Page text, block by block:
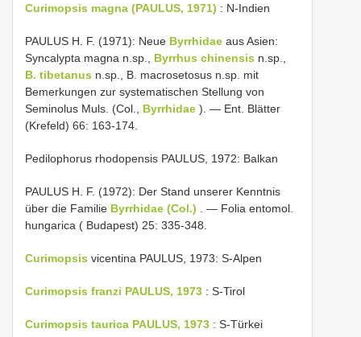
Curimopsis magna (PAULUS, 1971) : N-Indien
PAULUS H. F. (1971): Neue Byrrhidae aus Asien:
Syncalypta magna n.sp., Byrrhus chinensis n.sp.,
B. tibetanus n.sp., B. macrosetosus n.sp. mit
Bemerkungen zur systematischen Stellung von
Seminolus Muls. (Col., Byrrhidae ). — Ent. Blätter
(Krefeld) 66: 163-174.
Pedilophorus rhodopensis PAULUS, 1972: Balkan
PAULUS H. F. (1972): Der Stand unserer Kenntnis
über die Familie Byrrhidae (Col.) . — Folia entomol.
hungarica ( Budapest) 25: 335-348.
Curimopsis vicentina PAULUS, 1973: S-Alpen
Curimopsis franzi PAULUS, 1973 : S-Tirol
Curimopsis taurica PAULUS, 1973 : S-Türkei